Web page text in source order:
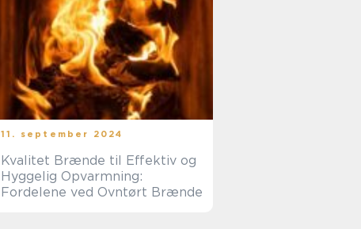
11. september 2024
Kvalitet Brænde til Effektiv og
Hyggelig Opvarmning:
Fordelene ved Ovntørt Brænde